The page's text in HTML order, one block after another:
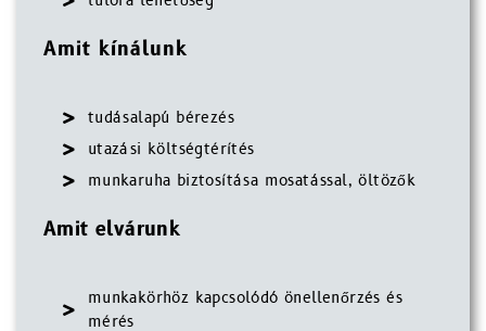
Amit kínálunk
tudásalapú bérezés
utazási költségtérítés
munkaruha biztosítása mosatással, öltözők
Amit elvárunk
munkakörhöz kapcsolódó önellenőrzés és
mérés